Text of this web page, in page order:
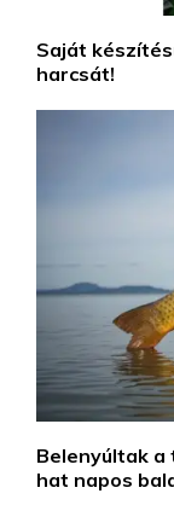
Saját
harcsát!
Belenyúltak
hat napos